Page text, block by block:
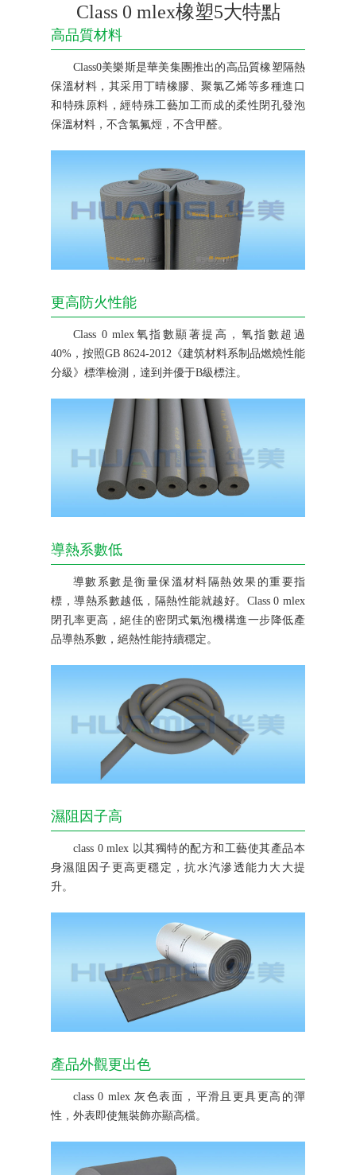
Class 0 mlex橡塑5大特點
高品質材料
Class0美樂斯是華美集團推出的高品質橡塑隔熱
保溫材料，其采用丁晴橡膠、聚氯乙烯等多種進口
和特殊原料，經特殊工藝加工而成的柔性閉孔發泡
保溫材料，不含氯氟烴，不含甲醛。
更高防火性能
Class 0 mlex氧指數顯著提高，氧指數超過
40%，按照GB 8624-2012《建筑材料系制品燃燒性能
分級》標準檢測，達到并優于B級標注。
導熱系數低
導數系數是衡量保溫材料隔熱效果的重要指
標，導熱系數越低，隔熱性能就越好。Class 0 mlex
閉孔率更高，絕佳的密閉式氣泡機構進一步降低產
品導熱系數，絕熱性能持續穩定。
濕阻因子高
class 0 mlex 以其獨特的配方和工藝使其產品本
身濕阻因子更高更穩定，抗水汽滲透能力大大提
升。
產品外觀更出色
class 0 mlex 灰色表面，平滑且更具更高的彈
性，外表即使無裝飾亦顯高檔。